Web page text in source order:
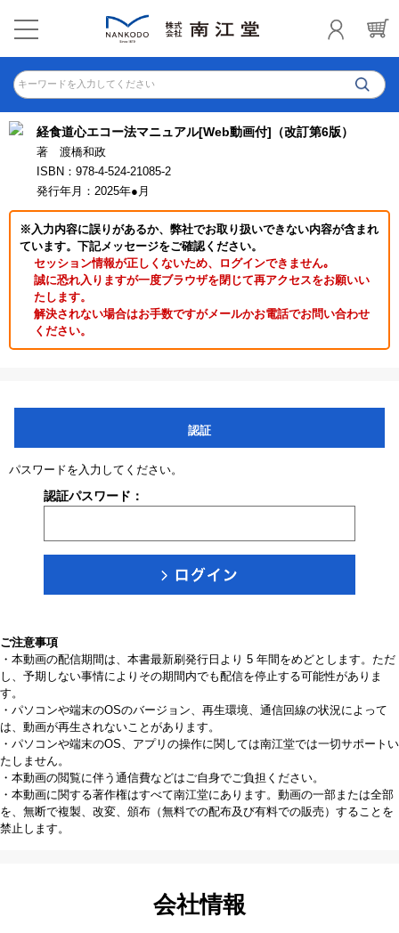
キーワードを入力してください
経食道心エコー法マニュアル[Web動画付]（改訂第6版）
著 渡橋和政
ISBN：978-4-524-21085-2
発行年月：2025年●月
※入力内容に誤りがあるか、弊社でお取り扱いできない内容が含まれ
ています。下記メッセージをご確認ください。
セッション情報が正しくないため、ログインできません｡
誠に恐れ入りますが一度ブラウザを閉じて再アクセスをお願いい
たします。
解決されない場合はお手数ですがメールかお電話でお問い合わせ
ください。
認証
パスワードを入力してください。
認証パスワード：
ご注意事項
・本動画の配信期間は、本書最新刷発行日より 5 年間をめどとします。ただ
し、予期しない事情によりその期間内でも配信を停止する可能性がありま
す。
・パソコンや端末のOSのバージョン、再生環境、通信回線の状況によって
は、動画が再生されないことがあります。
・パソコンや端末のOS、アプリの操作に関しては南江堂では一切サポートい
たしません。
・本動画の閲覧に伴う通信費などはご自身でご負担ください。
・本動画に関する著作権はすべて南江堂にあります。動画の一部または全部
を、無断で複製、改変、頒布（無料での配布及び有料での販売）することを
禁止します。
会社情報